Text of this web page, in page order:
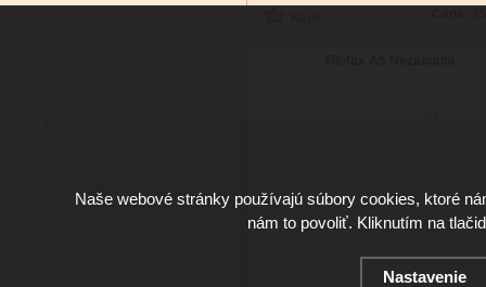
Naše webové stránky používajú súbory cookies, ktoré
nám to povoliť. Kliknutím na
Nastavenie